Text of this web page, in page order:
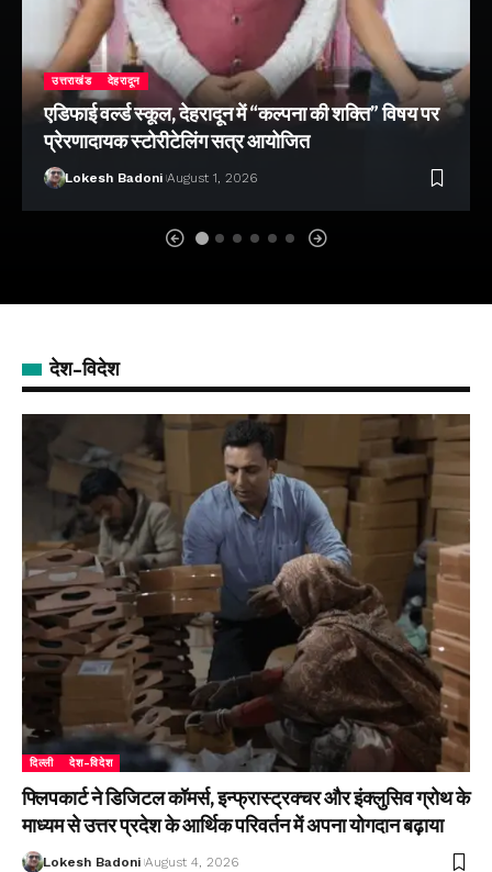
उत्तराखंड देहरादून
एडिफाई वर्ल्ड स्कूल, देहरादून में “कल्पना की शक्ति” विषय पर
प्रेरणादायक स्टोरीटेलिंग सत्र आयोजित
Lokesh Badoni August 1, 2026
देश-विदेश
दिल्ली देश-विदेश
फ्लिपकार्ट ने डिजिटल कॉमर्स, इन्फ्रास्ट्रक्चर और इंक्लुसिव ग्रोथ के
माध्यम से उत्तर प्रदेश के आर्थिक परिवर्तन में अपना योगदान बढ़ाया
Lokesh Badoni August 4, 2026